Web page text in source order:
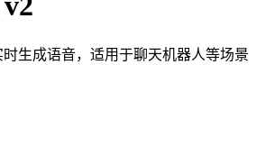
时生成语音，适用于聊天机器人等场景